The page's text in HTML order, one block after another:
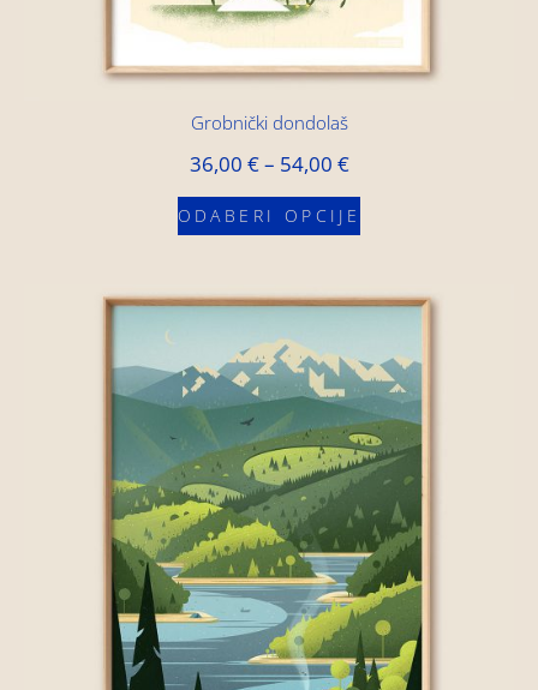
Grobnički dondolaš
36,00 €– 54,00 €
ODABERI OPCIJE